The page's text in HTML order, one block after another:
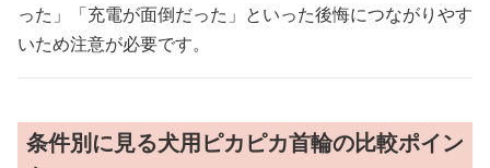
った」「充電が面倒だった」といった後悔につながりやす
いため注意が必要です。
条件別に見る犬用ピカピカ首輪の比較ポイン